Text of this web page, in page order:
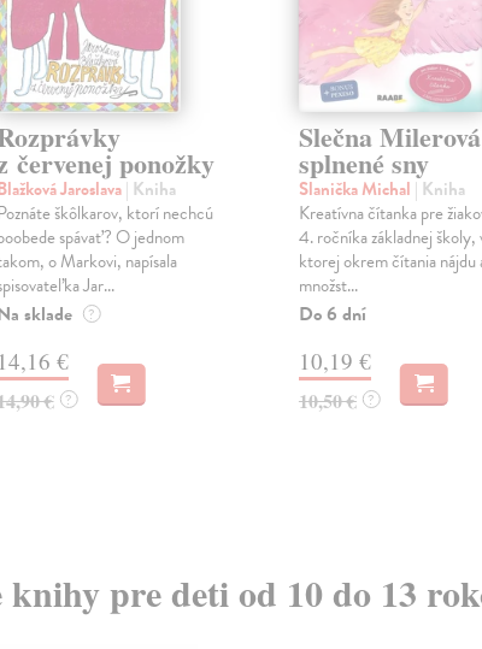
červenej ponožky
Jaroslava| Kniha
škôlkarov, ktorí nechcú
spávať? O jednom
o Markovi, napísala
Jar...
sklade ?
14,16 €
€ ?
Slečna
splnené sny
Slanička Michal | Kniha
Kreatívna čítanka pre
4. ročníka základnej školy,
ktorej okrem čítania nájdu
množst...
Do 6 dní
10,19 €
10,50 € ?
knihy pre deti od 10 do 13